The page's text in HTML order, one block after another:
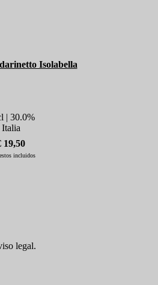
Isolabella
| 30.0%
Italia
19,50
incluidos
legal.